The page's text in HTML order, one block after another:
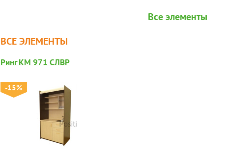
Все элементы
ВСЕ ЭЛЕМЕНТЫ
Ринг КМ 971 СЛВР
-15%